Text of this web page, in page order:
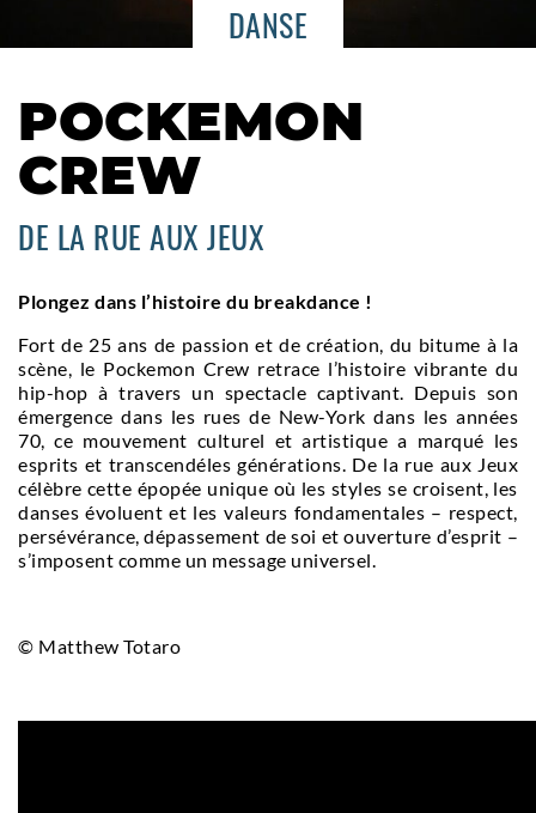
DANSE
POCKEMON
CREW
DE LA RUE AUX JEUX
Plongez dans l’histoire du breakdance !
Fort de 25 ans de passion et de création, du bitume à la
scène, le Pockemon Crew retrace l’histoire vibrante du
hip-hop à travers un spectacle captivant. Depuis son
émergence dans les rues de New-York dans les années
70, ce mouvement culturel et artistique a marqué les
esprits et transcendéles générations. De la rue aux Jeux
célèbre cette épopée unique où les styles se croisent, les
danses évoluent et les valeurs fondamentales – respect,
persévérance, dépassement de soi et ouverture d’esprit –
s’imposent comme un message universel.
© Matthew Totaro